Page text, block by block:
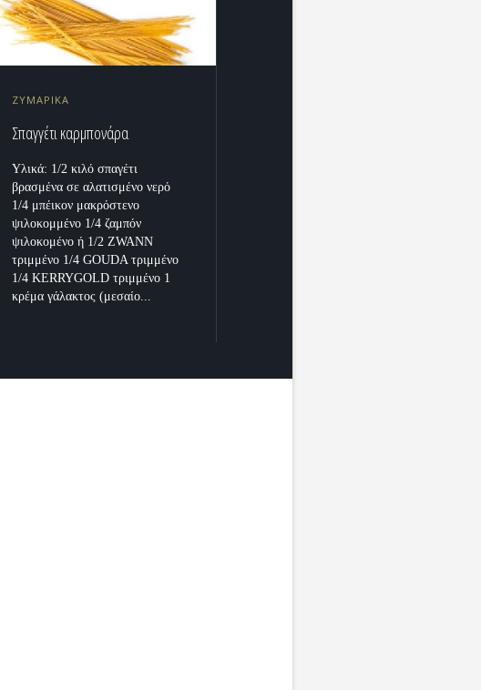
ΖΥΜΑΡΙΚΑ
Σπαγγέτι καρμπονάρα
Υλικά: 1/2 κιλό σπαγέτι
βρασμένα σε αλατισμένο νερό
1/4 μπέικον μακρόστενο
ψιλοκομμένο 1/4 ζαμπόν
ψιλοκομένο ή 1/2 ZWANN
τριμμένο 1/4 GOUDA τριμμένο
1/4 KERRYGOLD τριμμένο 1
κρέμα γάλακτος (μεσαίο...